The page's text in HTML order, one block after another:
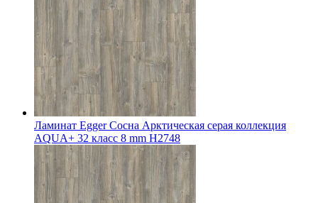
Ламинат Egger Сосна Арктическая серая коллекция
AQUA+ 32 класс 8 mm H2748